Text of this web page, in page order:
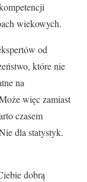
wiekowych.
od
które nie
na
więc zamiast
czasem
dla statystyk.
dobrą